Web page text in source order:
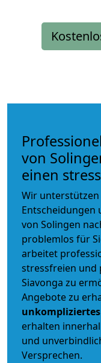
von
einen
Wir unterstützen
Entscheidungen
von Solingen
problemlos für
arbeitet
stressfreien und
Siavonga zu
Angebote zu
erhalten
und
Versprechen.